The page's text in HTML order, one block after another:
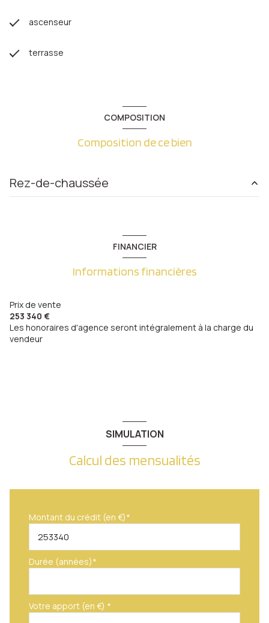
ascenseur
terrasse
COMPOSITION
Composition de ce bien
Rez-de-chaussée
FINANCIER
Informations financières
Prix de vente
253 340 €
Les honoraires d'agence seront intégralement à la charge du
vendeur
SIMULATION
Calcul des mensualités
Montant du crédit (en €)*
Durée (années)*
Votre apport (en €) *